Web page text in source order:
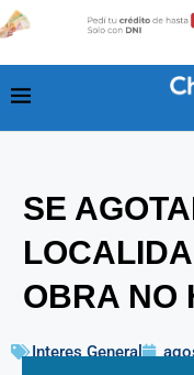
SE
OBRA NO
Interes General